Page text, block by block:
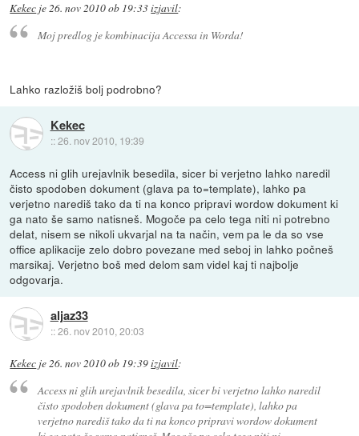
Kekec je26. nov 2010 ob 19:33izjavil:
Moj predlog je kombinacija Accessa in Worda!
Lahko razložiš bolj podrobno?
Kekec
::26. nov 2010, 19:39
Access ni glih urejavlnik besedila, sicer bi verjetno lahko naredil
čisto spodoben dokument (glava pa to=template), lahko pa
verjetno narediš tako da ti na konco pripravi wordow dokument ki
ga nato še samo natisneš. Mogoče pa celo tega niti ni potrebno
delat, nisem se nikoli ukvarjal na ta način, vem pa le da so vse
office aplikacije zelo dobro povezane med seboj in lahko počneš
marsikaj. Verjetno boš med delom sam videl kaj ti najbolje
odgovarja.
aljaz33
::26. nov 2010, 20:03
Kekec je26. nov 2010 ob 19:39izjavil:
Access ni glih urejavlnik besedila, sicer bi verjetno lahko naredil
čisto spodoben dokument (glava pa to=template), lahko pa
verjetno narediš tako da ti na konco pripravi wordow dokument